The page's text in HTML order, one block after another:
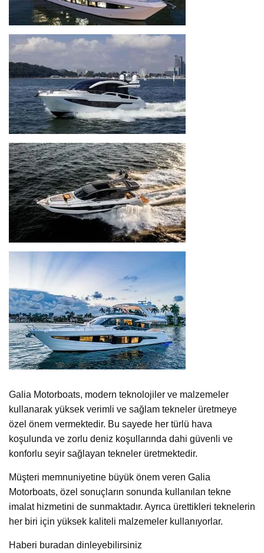
Galia Motorboats, modern teknolojiler ve malzemeler
kullanarak yüksek verimli ve sağlam tekneler üretmeye
özel önem vermektedir. Bu sayede her türlü hava
koşulunda ve zorlu deniz koşullarında dahi güvenli ve
konforlu seyir sağlayan tekneler üretmektedir.
Müşteri memnuniyetine büyük önem veren Galia
Motorboats, özel sonuçların sonunda kullanılan tekne
imalat hizmetini de sunmaktadır. Ayrıca ürettikleri teknelerin
her biri için yüksek kaliteli malzemeler kullanıyorlar.
Haberi buradan dinleyebilirsiniz